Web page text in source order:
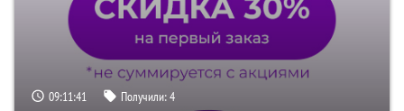
09:11:40 Получили:4